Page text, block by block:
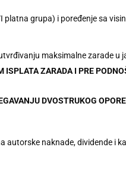
platna grupa) i poređenje sa
maksimalne zarade u
ZARADA I PRE
DVOSTRUKOG
autorske naknade, dividende i